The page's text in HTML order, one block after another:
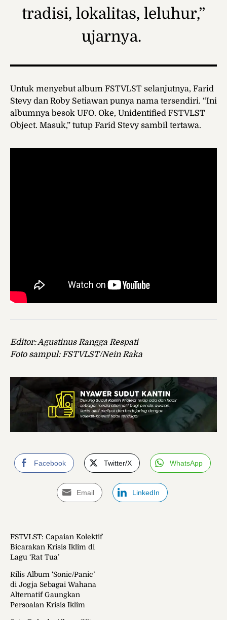
tradisi, lokalitas, leluhur,”
ujarnya.
Untuk menyebut album FSTVLST selanjutnya, Farid
Stevy dan Roby Setiawan punya nama tersendiri. “Ini
albumnya besok UFO. Oke, Unidentified FSTVLST
Object. Masuk,” tutup Farid Stevy sambil tertawa.
Editor: Agustinus Rangga Respati
Foto sampul: FSTVLST/Nein Raka
Facebook Twitter/X WhatsApp
Email LinkedIn
FSTVLST: Capaian Kolektif
Bicarakan Krisis Iklim di
Lagu ‘Rat Tua’
Rilis Album ‘Sonic/Panic’
di Jogja Sebagai Wahana
Alternatif Gaungkan
Persoalan Krisis Iklim